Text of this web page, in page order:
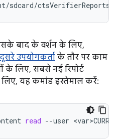
बाद के वर्शन के लिए,
दूसरे उपयोगकर्ता के तौर पर काम
के लिए, सबसे नई रिपोर्ट
यह कमांड इस्तेमाल करें:
read --user